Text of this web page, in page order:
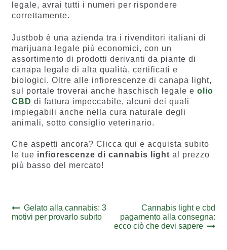
legale, avrai tutti i numeri per rispondere
correttamente.
Justbob è una azienda tra i rivenditori italiani di
marijuana legale più economici, con un
assortimento di prodotti derivanti da piante di
canapa legale di alta qualità, certificati e
biologici. Oltre alle infiorescenze di canapa light,
sul portale troverai anche haschisch legale e olio
CBD di fattura impeccabile, alcuni dei quali
impiegabili anche nella cura naturale degli
animali, sotto consiglio veterinario.
Che aspetti ancora? Clicca qui e acquista subito
le tue infiorescenze di cannabis light al prezzo
più basso del mercato!
Navigazione
articoli
Previous
post:
Gelato alla cannabis: 3
motivi per provarlo subito
Next
post:
Cannabis light e cbd
pagamento alla consegna:
ecco ciò che devi sapere